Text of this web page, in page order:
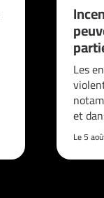
Les
et
Le 5